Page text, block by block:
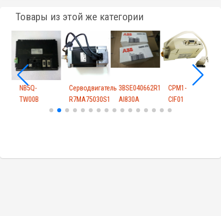
Товары из этой же категории
NB5Q-
TW00B
Серводвигатель
R7MA75030S1
3BSE040662R1
AI830A
CPM1-
CIF01